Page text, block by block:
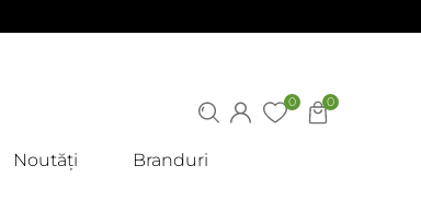
0
0
Noutăți Branduri